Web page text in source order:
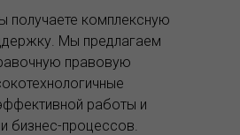
получаете комплексную
Мы предлагаем
правовую
работы и
бизнес-процессов.